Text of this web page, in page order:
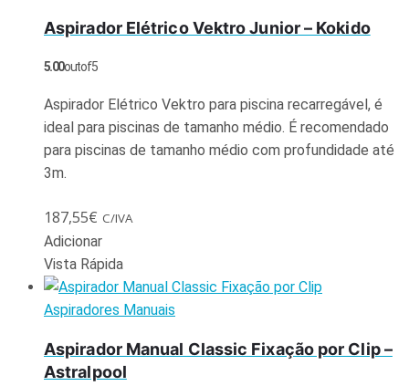
Aspirador Elétrico Vektro Junior – Kokido
5.00out of 5
Aspirador Elétrico Vektro para piscina recarregável, é
ideal para piscinas de tamanho médio. É recomendado
para piscinas de tamanho médio com profundidade até
3m.
187,55€ C/IVA
Adicionar
Vista Rápida
Aspiradores Manuais
Aspirador Manual Classic Fixação por Clip –
Astralpool